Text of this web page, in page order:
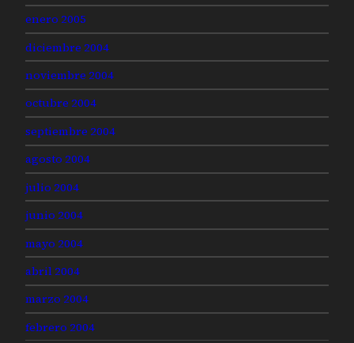
enero 2005
diciembre 2004
noviembre 2004
octubre 2004
septiembre 2004
agosto 2004
julio 2004
junio 2004
mayo 2004
abril 2004
marzo 2004
febrero 2004